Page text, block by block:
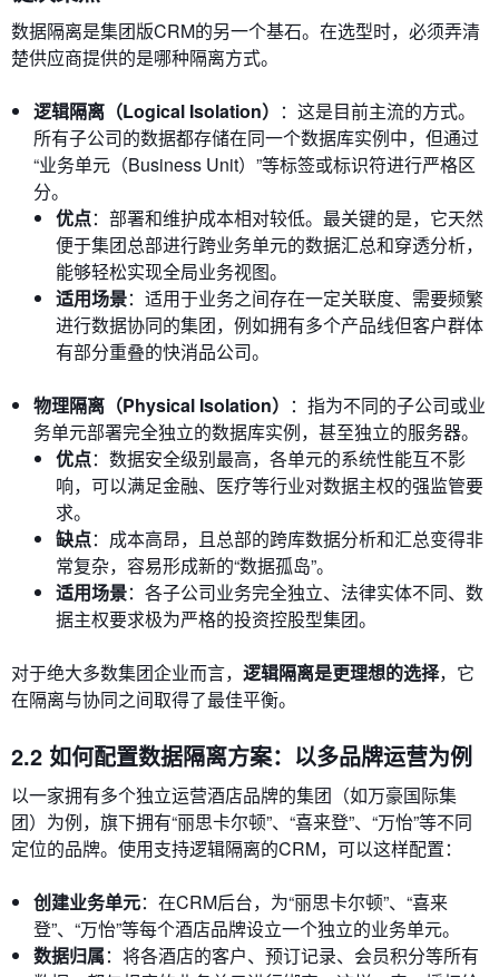
数据隔离是集团版CRM的另一个基石。在选型时，必须弄清
楚供应商提供的是哪种隔离方式。
逻辑隔离（Logical Isolation） ：这是目前主流的方式。
所有子公司的数据都存储在同一个数据库实例中，但通过
“业务单元（Business Unit）”等标签或标识符进行严格区
分。
优点：部署和维护成本相对较低。最关键的是，它天然
便于集团总部进行跨业务单元的数据汇总和穿透分析，
能够轻松实现全局业务视图。
适用场景：适用于业务之间存在一定关联度、需要频繁
进行数据协同的集团，例如拥有多个产品线但客户群体
有部分重叠的快消品公司。
物理隔离（Physical Isolation） ：指为不同的子公司或业
务单元部署完全独立的数据库实例，甚至独立的服务器。
优点：数据安全级别最高，各单元的系统性能互不影
响，可以满足金融、医疗等行业对数据主权的强监管要
求。
缺点：成本高昂，且总部的跨库数据分析和汇总变得非
常复杂，容易形成新的“数据孤岛”。
适用场景：各子公司业务完全独立、法律实体不同、数
据主权要求极为严格的投资控股型集团。
对于绝大多数集团企业而言， 逻辑隔离是更理想的选择，它
在隔离与协同之间取得了最佳平衡。
2.2 如何配置数据隔离方案：以多品牌运营为例
以一家拥有多个独立运营酒店品牌的集团（如万豪国际集
团）为例，旗下拥有“丽思卡尔顿”、“喜来登”、“万怡”等不同
定位的品牌。使用支持逻辑隔离的CRM，可以这样配置：
创建业务单元：在CRM后台，为“丽思卡尔顿”、“喜来
登”、“万怡”等每个酒店品牌设立一个独立的业务单元。
数据归属：将各酒店的客户、预订记录、会员积分等所有